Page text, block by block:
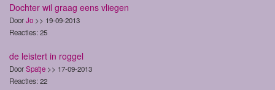
Dochter wil graag eens vliegen
DoorJo >> 19-09-2013
Reacties: 25
de leistert in roggel
DoorSpatje >> 17-09-2013
Reacties: 22